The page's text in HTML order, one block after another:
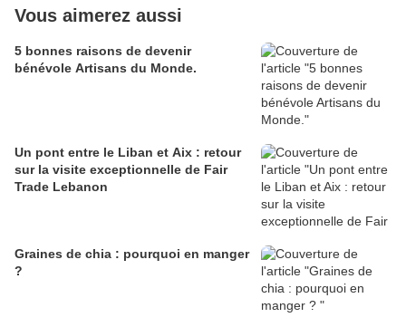
Vous aimerez aussi
5 bonnes raisons de devenir
bénévole Artisans du Monde.
Un pont entre le Liban et Aix : retour
sur la visite exceptionnelle de Fair
Trade Lebanon
Graines de chia : pourquoi en manger
?